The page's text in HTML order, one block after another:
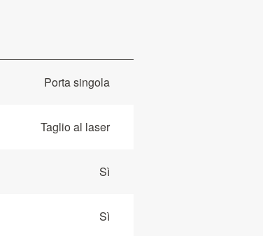
Porta singola
Taglio al laser
Sì
Sì